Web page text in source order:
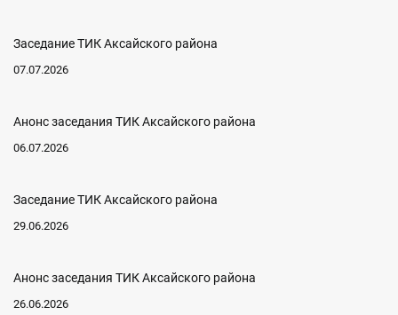
Заседание ТИК Аксайского района
07.07.2026
Анонс заседания ТИК Аксайского района
06.07.2026
Заседание ТИК Аксайского района
29.06.2026
Анонс заседания ТИК Аксайского района
26.06.2026